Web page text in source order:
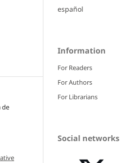
de
español
Information
For Readers
For Authors
For Librarians
Social networks